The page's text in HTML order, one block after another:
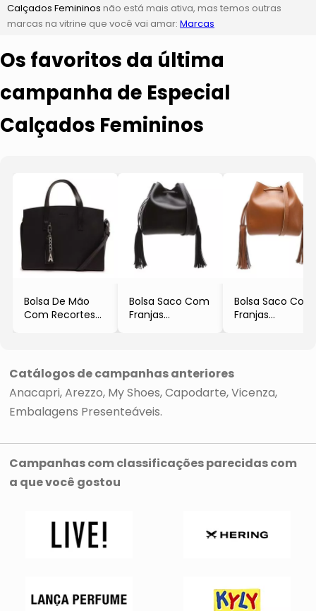
Calçados Femininos não está mais ativa, mas temos outras
marcas na vitrine que você vai amar: Marcas
Os favoritos da última
campanha de Especial
Calçados Femininos
Bolsa De Mão
Com Recortes
Bolsa Saco Com
Franjas
Bolsa Saco Com
Franjas
Catálogos de campanhas anteriores
Anacapri Arezzo My Shoes Capodarte Vicenza
Embalagens Presenteáveis
Campanhas com classificações parecidas com
a que você gostou